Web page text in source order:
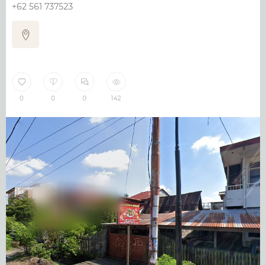
+62 561 737523
0 0 0 142